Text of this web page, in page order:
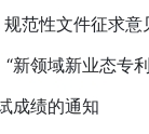
范性文件征求意
领域新业态专
成绩的通知